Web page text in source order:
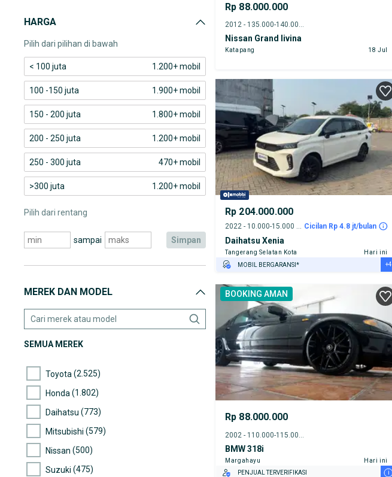
HARGA
Pilih dari pilihan di bawah
< 100 juta 1.200+ mobil
100 -150 juta 1.900+ mobil
150 - 200 juta 1.800+ mobil
200 - 250 juta 1.200+ mobil
250 - 300 juta 470+ mobil
>300 juta 1.200+ mobil
Pilih dari rentang
sampai simpan
MEREK DAN MODEL
SEMUA MEREK
Toyota (2.525)
Honda (1.802)
Daihatsu (773)
Mitsubishi (579)
Nissan (500)
Suzuki (475)
Rp 88.000.000
2012 - 135.000-140.000 km
Nissan Grand livina
Katapang 18 Jul
Rp 204.000.000
2022 - 10.000-15.000 km Cicilan Rp 4.8 jt/bulan
Daihatsu Xenia
Tangerang Selatan Kota
Hari ini
MOBIL BERGARANSI*
TEST DRIVE DARI RUMAH
GRATIS BIAYA JASA PERAWATAN*
PENJUAL TERVERIFIKASI
+4
BOOKING AMAN
Rp 88.000.000
2002 - 110.000-115.000 km
BMW 318i
Margahayu
Hari ini
PENJUAL TERVERIFIKASI
i